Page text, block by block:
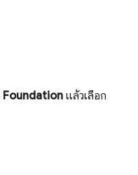
Foundation แล้วเลือก